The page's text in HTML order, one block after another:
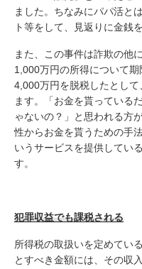
ました。ちなみにパパ活と
ト等をして、見返りに金銭
また、この事件は詐欺の他
1,000万円の所得について
4,000万円を脱税したとし
ます。「お金を貰っている
ゃないの？」と思われる方
性からお金を貰うための手
いうサービスを提供してい
す。
犯罪収益でも課税される
所得税の取扱いを定めてい
とすべき金額には、その収